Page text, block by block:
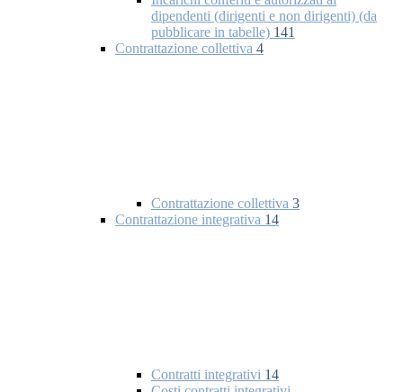
dipendenti (dirigenti e non dirigenti) (da
pubblicare in tabelle) 141
Contrattazione collettiva 4
Contrattazione collettiva 3
Contrattazione integrativa 14
Contratti integrativi 14